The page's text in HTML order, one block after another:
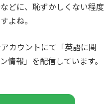
どに、恥ずかしくない程度
よね。
カウントにて「英語に関
情報」を配信しています。